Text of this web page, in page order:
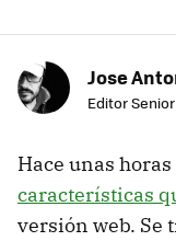
Jose
Editor Senior
Hace unas horas
características
versión web. Se